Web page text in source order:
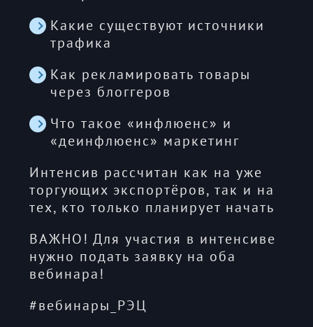
Какие существуют источники
трафика
Как рекламировать товары
через блоггеров
Что такое «инфлюенс» и
«деинфлюенс» маркетинг
Интенсив рассчитан как на уже
торгующих экспортёров, так и на
тех, кто только планирует начать
ВАЖНО! Для участия в интенсиве
нужно подать заявку на оба
вебинара!
#вебинары_РЭЦ